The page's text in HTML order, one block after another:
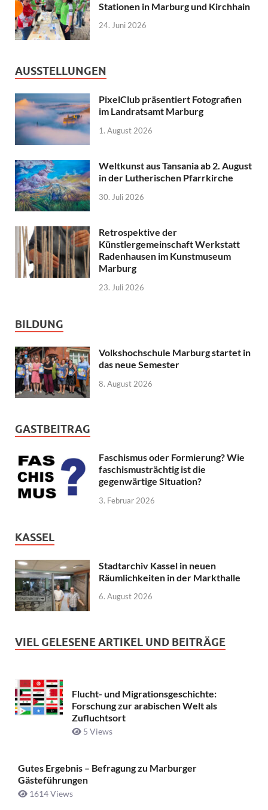
Stationen in Marburg und Kirchhain
24. Juni 2026
AUSSTELLUNGEN
PixelClub präsentiert Fotografien
im Landratsamt Marburg
1. August 2026
Weltkunst aus Tansania ab 2. August
in der Lutherischen Pfarrkirche
30. Juli 2026
Retrospektive der
Künstlergemeinschaft Werkstatt
Radenhausen im Kunstmuseum
Marburg
23. Juli 2026
BILDUNG
Volkshochschule Marburg startet in
das neue Semester
8. August 2026
GASTBEITRAG
Faschismus oder Formierung? Wie
faschismusträchtig ist die
gegenwärtige Situation?
3. Februar 2026
KASSEL
Stadtarchiv Kassel in neuen
Räumlichkeiten in der Markthalle
6. August 2026
VIEL GELESENE ARTIKEL UND BEITRÄGE
Flucht- und Migrationsgeschichte:
Forschung zur arabischen Welt als
Zufluchtsort
5 Views
Gutes Ergebnis – Befragung zu Marburger
Gästeführungen
1614 Views